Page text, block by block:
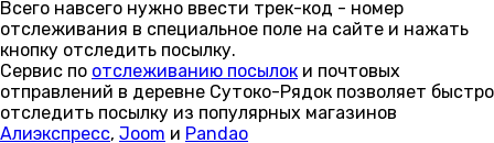
Всего навсего нужно ввести трек-код - номер
отслеживания в специальное поле на сайте и нажать
кнопку отследить посылку.
Сервис по отслеживанию посылок и почтовых
отправлений в деревне Сутоко-Рядок позволяет быстро
отследить посылку из популярных магазинов
Алиэкспресс, Joom и Pandao